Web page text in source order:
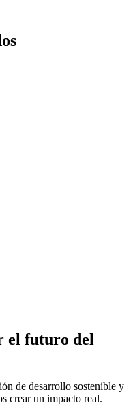
el futuro del
de desarrollo sostenible y
crear un impacto real.